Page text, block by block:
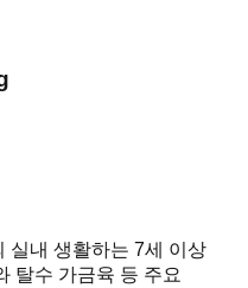
실내 생활하는 7세 이상
탈수 가금육 등 주요